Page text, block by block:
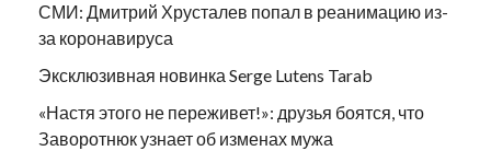
СМИ: Дмитрий Хрусталев попал в реанимацию из-
за коронавируса
Эксклюзивная новинка Serge Lutens Tarab
«Настя этого не переживет!»: друзья боятся, что
Заворотнюк узнает об изменах мужа